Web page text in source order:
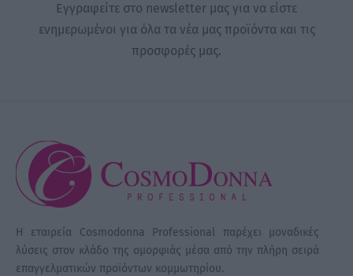
Εγγραφείτε στο newsletter μας για να είστε
ενημερωμένοι για όλα τα νέα μας προϊόντα και τις
προσφορές μας.
Η εταιρεία Cosmodonna Professional παρέχει μοναδικές
λύσεις στον κλάδο της ομορφιάς μέσα από την πλήρη σειρά
επαγγελματικών προϊόντων κομμωτηρίου.